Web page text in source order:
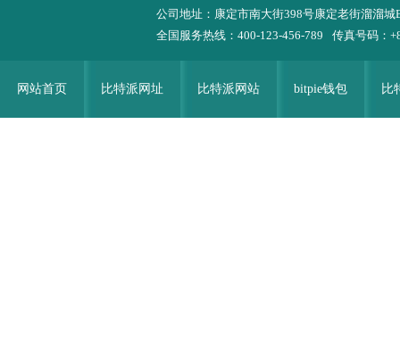
公司地址：康定市南大街398号康定老街溜溜城
全国服务热线：400-123-456-789
传真号码：
网站首页 比特派网址 比特派网站 bitpie钱包 比